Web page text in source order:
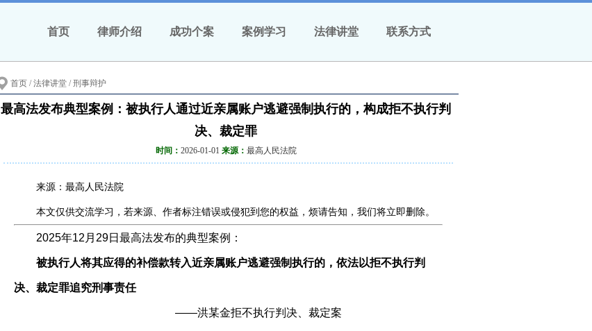
联系方式
法律讲堂
案例学习
成功个案
律师介绍
首页
首页 / 法律讲堂 /刑事辩护
最高法发布典型案例：被执行人通过近亲属账户逃避强制执行的，构成拒不执行判
决、裁定罪
时间： 2026-01-01 来源： 最高人民法院
来源：最高人民法院
本文仅供交流学习，若来源、作者标注错误或侵犯到您的权益，烦请告知，我们将立即删除。
2025年12月29日最高法发布的典型案例：
被执行人将其应得的补偿款转入近亲属账户逃避强制执行的，依法以拒不执行判
决、裁定罪追究刑事责任
——洪某金拒不执行判决、裁定案